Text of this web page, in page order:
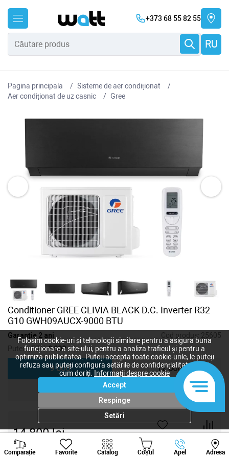
+373 68 55 82 55
RU
Pagina principala
Sisteme de aer condiționat
Aer condiționat de uz casnic
Gree
Conditioner GREE CLIVIA BLACK D.C. Inverter R32
G10 GWH09AUCX-9000 BTU
Garanție 2 ani Cod produs: 25605
Putere, BTU:9 000
9 000 12 000
14 800lei
Comparație Favorite Catalog Coșul Apel Adresa
Viber Whatsapp
Folosim cookie-uri și tehnologii similare pentru a asigura buna
funcționare a site-ului, pentru a analiza traficul și pentru a
optimiza publicitatea. Puteți accepta toate cookie-urile, le puteți
refuza sau puteți configura setările de confidențialitate după
cum doriți.
Informații despre cookie
Accept
Respinge
Setări